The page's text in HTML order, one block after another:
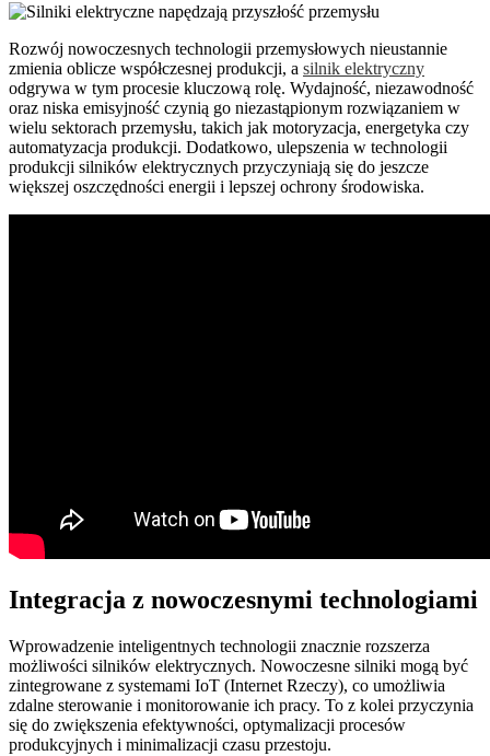
Rozwój nowoczesnych technologii przemysłowych nieustannie
zmienia oblicze współczesnej produkcji, a silnik elektryczny
odgrywa w tym procesie kluczową rolę. Wydajność, niezawodność
oraz niska emisyjność czynią go niezastąpionym rozwiązaniem w
wielu sektorach przemysłu, takich jak motoryzacja, energetyka czy
automatyzacja produkcji. Dodatkowo, ulepszenia w technologii
produkcji silników elektrycznych przyczyniają się do jeszcze
większej oszczędności energii i lepszej ochrony środowiska.
Integracja z nowoczesnymi technologiami
Wprowadzenie inteligentnych technologii znacznie rozszerza
możliwości silników elektrycznych. Nowoczesne silniki mogą być
zintegrowane z systemami IoT (Internet Rzeczy), co umożliwia
zdalne sterowanie i monitorowanie ich pracy. To z kolei przyczynia
się do zwiększenia efektywności, optymalizacji procesów
produkcyjnych i minimalizacji czasu przestoju.